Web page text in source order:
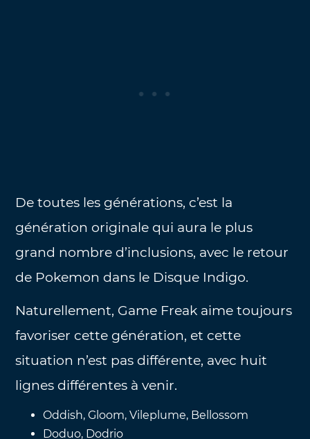
De toutes les générations, c’est la
génération originale qui aura le plus
grand nombre d’inclusions, avec le retour
de Pokemon dans le Disque Indigo.
Naturellement, Game Freak aime toujours
favoriser cette génération, et cette
situation n’est pas différente, avec huit
lignes différentes à venir.
Oddish, Gloom, Vileplume, Bellossom
Doduo, Dodrio